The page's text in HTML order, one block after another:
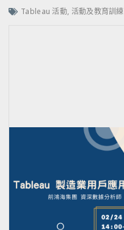
Tableau 活動, 活動及教育訓練